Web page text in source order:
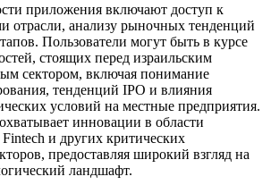
приложения включают доступ к
отрасли, анализу рыночных тенденций
Пользователи могут быть в курсе
стоящих перед израильским
сектором, включая понимание
тенденций IPO и влияния
условий на местные предприятия.
инновации в области
и других критических
предоставляя широкий взгляд на
ландшафт.